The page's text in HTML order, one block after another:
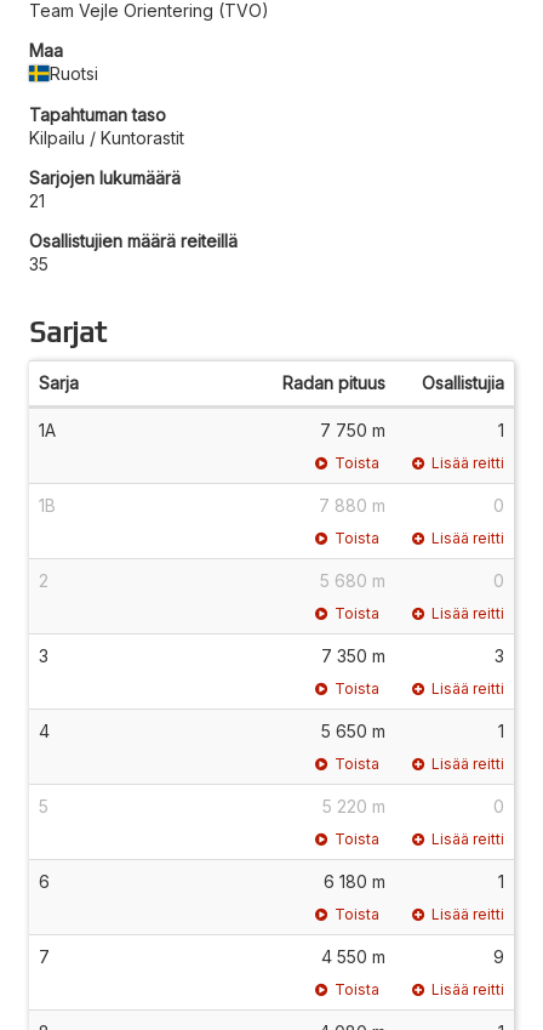
Team Vejle Orientering (TVO)
Maa
Ruotsi
Tapahtuman taso
Kilpailu / Kuntorastit
Sarjojen lukumäärä
21
Osallistujien määrä reiteillä
35
Sarjat
Sarja Radan pituus Osallistujia
1A 7 750 m 1
Toista Lisää reitti
1B 7 880 m 0
Toista Lisää reitti
2 5 680 m 0
Toista Lisää reitti
3 7 350 m 3
Toista Lisää reitti
4 5 650 m 1
Toista Lisää reitti
5 5 220 m 0
Toista Lisää reitti
6 6 180 m 1
Toista Lisää reitti
7 4 550 m 9
Toista Lisää reitti